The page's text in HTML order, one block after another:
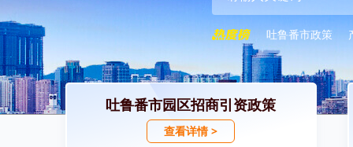
吐鲁番市政策
吐鲁番市园区招商引资政策
查看详情 >